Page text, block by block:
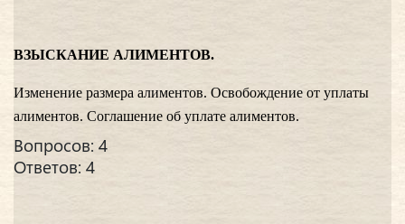
ВЗЫСКАНИЕ АЛИМЕНТОВ.
Изменение размера алиментов. Освобождение от уплаты
алиментов. Соглашение об уплате алиментов.
Вопросов: 4
Ответов: 4